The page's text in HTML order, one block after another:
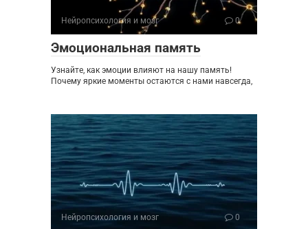
Нейропсихология и мозг 0
Эмоциональная память
Узнайте, как эмоции влияют на нашу память!
Почему яркие моменты остаются с нами навсегда,
Нейропсихология и мозг 0